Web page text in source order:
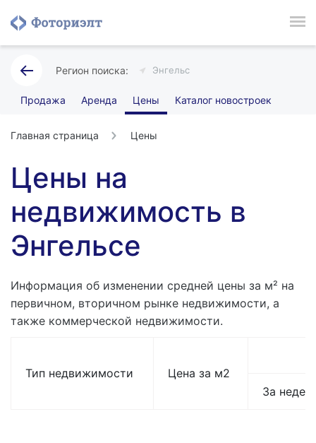
Энгельс
Продажа Аренда Цены Каталог новостроек
Главная страница Цены
Цены на
недвижимость в
Энгельсе
Информация об изменении средней цены за м² на
первичном, вторичном рынке недвижимости, а
также коммерческой недвижимости.
Тип недвижимости
Цена за м2
За